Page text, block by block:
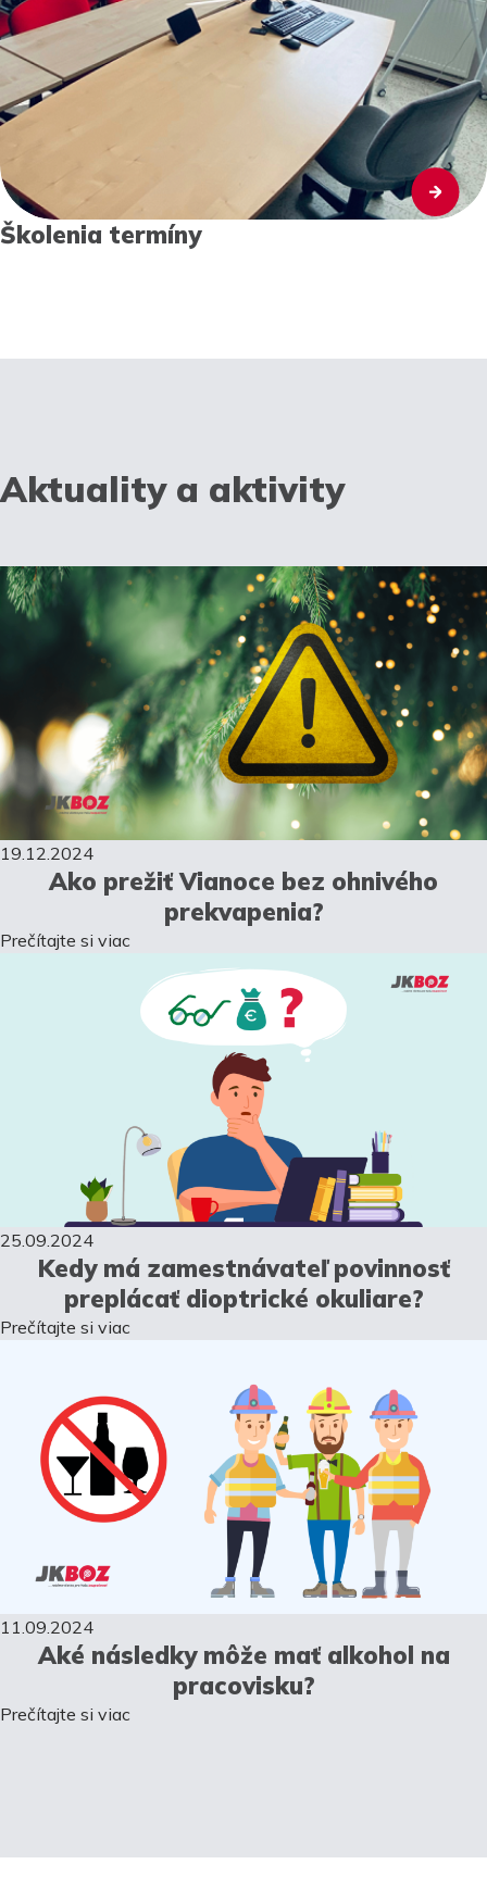
Školenia termíny
Aktuality a aktivity
19.12.2024
Ako prežiť Vianoce bez ohnivého
prekvapenia?
Prečítajte si viac
25.09.2024
Kedy má zamestnávateľ povinnosť
preplácať dioptrické okuliare?
Prečítajte si viac
11.09.2024
Aké následky môže mať alkohol na
pracovisku?
Prečítajte si viac